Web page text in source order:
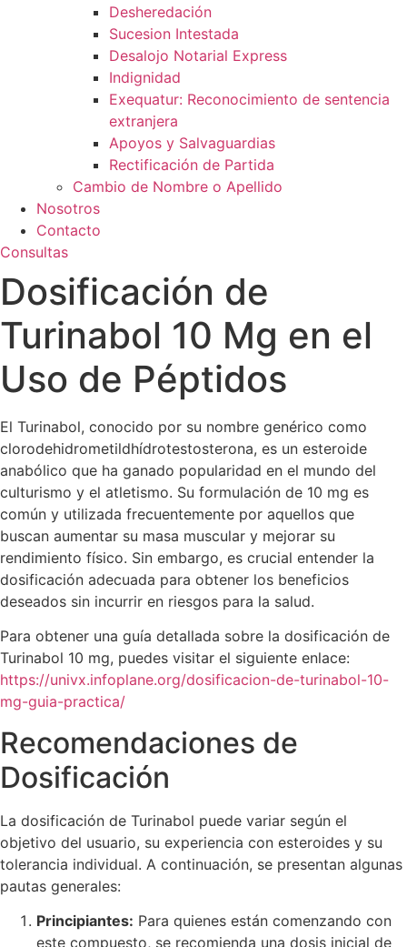
Desheredación
Sucesion Intestada
Desalojo Notarial Express
Indignidad
Exequatur: Reconocimiento de sentencia
extranjera
Apoyos y Salvaguardias
Rectificación de Partida
Cambio de Nombre o Apellido
Nosotros
Contacto
Consultas
Dosificación de
Turinabol 10 Mg en el
Uso de Péptidos
El Turinabol, conocido por su nombre genérico como
clorodehidrometildhídrotestosterona, es un esteroide
anabólico que ha ganado popularidad en el mundo del
culturismo y el atletismo. Su formulación de 10 mg es
común y utilizada frecuentemente por aquellos que
buscan aumentar su masa muscular y mejorar su
rendimiento físico. Sin embargo, es crucial entender la
dosificación adecuada para obtener los beneficios
deseados sin incurrir en riesgos para la salud.
Para obtener una guía detallada sobre la dosificación de
Turinabol 10 mg, puedes visitar el siguiente enlace:
https://univx.infoplane.org/dosificacion-de-turinabol-10-
mg-guia-practica/
Recomendaciones de
Dosificación
La dosificación de Turinabol puede variar según el
objetivo del usuario, su experiencia con esteroides y su
tolerancia individual. A continuación, se presentan algunas
pautas generales:
Principiantes: Para quienes están comenzando con
este compuesto, se recomienda una dosis inicial de